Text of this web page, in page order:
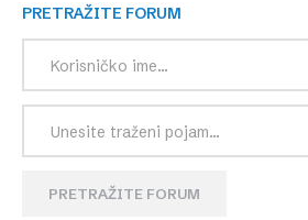
PRETRAŽITE FORUM
PRETRAŽITE FORUM